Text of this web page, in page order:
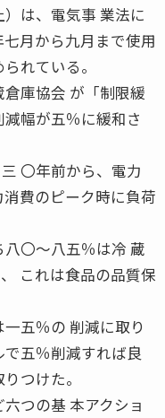
）は、電気事 業法に
月から九月まで使用
れている。
庫協会 が「制限緩
幅が五％に緩和さ
〇年前から、電力
費のピーク時に負荷
〇〜八五％は冷 蔵
これは食品の品質保
五％の 削減に取り
五％削減すれば良
つけた。
つの基 本アクショ